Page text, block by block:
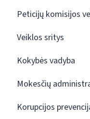
Peticijų komisijos
Veiklos sritys
Kokybės vadyba
Mokesčių
Korupcijos